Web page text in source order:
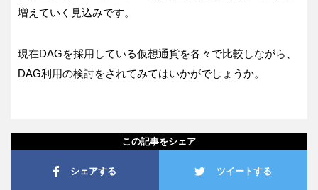
増えていく見込みです。
現在DAGを採用している仮想通貨を各々で比較しながら、
DAG利用の検討をされてみてはいかがでしょうか。
この記事をシェア
シェアする ツイートする